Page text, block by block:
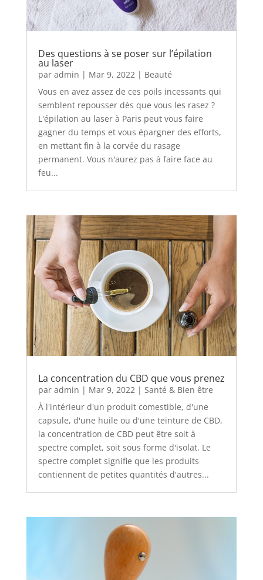
Des questions à se poser sur l’épilation
au laser
par admin | Mar 9, 2022 | Beauté
Vous en avez assez de ces poils incessants qui
semblent repousser dès que vous les rasez ?
L'épilation au laser à Paris peut vous faire
gagner du temps et vous épargner des efforts,
en mettant fin à la corvée du rasage
permanent. Vous n'aurez pas à faire face au
feu...
La concentration du CBD que vous prenez
par admin | Mar 9, 2022| Santé & Bien être
À l'intérieur d'un produit comestible, d'une
capsule, d'une huile ou d'une teinture de CBD,
la concentration de CBD peut être soit à
spectre complet, soit sous forme d'isolat. Le
spectre complet signifie que les produits
contiennent de petites quantités d'autres...